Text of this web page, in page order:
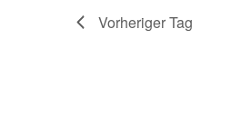
Vorheriger Tag